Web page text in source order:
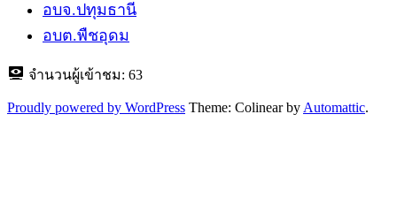
อบจ.ปทุมธานี
อบต.พืชอุดม
จำนวนผู้เข้าชม: 63
Proudly powered by WordPress Theme: Colinear by Automattic.